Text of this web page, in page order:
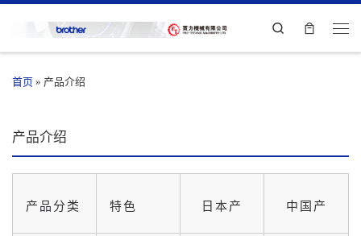
Search
首页 » 产品介绍
产品介绍
产品分类 特色 日本产 中国产